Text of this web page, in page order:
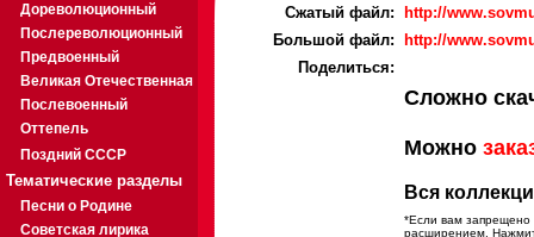
Дореволюционный
Послереволюционный
Предвоенный
Великая Отечественная
Послевоенный
Оттепель
Поздний СССР
Тематические разделы
Песни о Родине
Советская лирика
Cжатый файл:
http://
Большой файл:
http://
Поделиться:
Сложно
Можно
Вся
*Если вам запрещено
расширением.